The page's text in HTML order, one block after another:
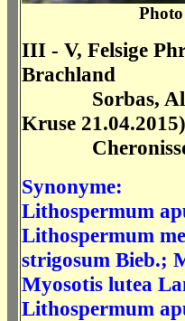
III - V, Felsige
Brachland
Sorbas,
Kruse 21.04.2015)
Synonyme:
Lithospermum
Lithospermum
strigosum Bieb.;
Myosotis lutea
Lithospermum